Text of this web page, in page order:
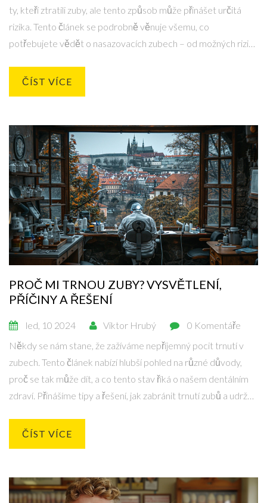
ty, kteří ztratili zuby, ale tento způsob může přinášet určitá
rizika. Tento článek se podrobně věnuje všemu, co
potřebujete vědět o nasazovacích zubech – od možných rizik
bezpečný a zdravý.
ČÍST VÍCE
PROČ MI TRNOU ZUBY? VYSVĚTLENÍ,
PŘÍČINY A ŘEŠENÍ
led, 10 2024 Viktor Hrubý
0 Komentáře
Někdy se nám stane, že zažíváme nepříjemný pocit trnutí v
zubech. Tento článek nabízí hlubší pohled na různé důvody,
proč se tak může dít, a co tento stav říká o našem dentálním
zdraví. Přinášíme tipy a řešení, jak zabránit trnutí zubů a udržet
rozeznání příznaků až po pravidelnou péči, tento článek vás
ČÍST VÍCE